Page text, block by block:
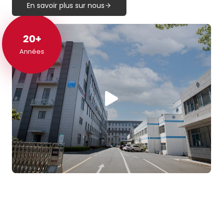
20+
20+
Années
En savoir plus sur nous